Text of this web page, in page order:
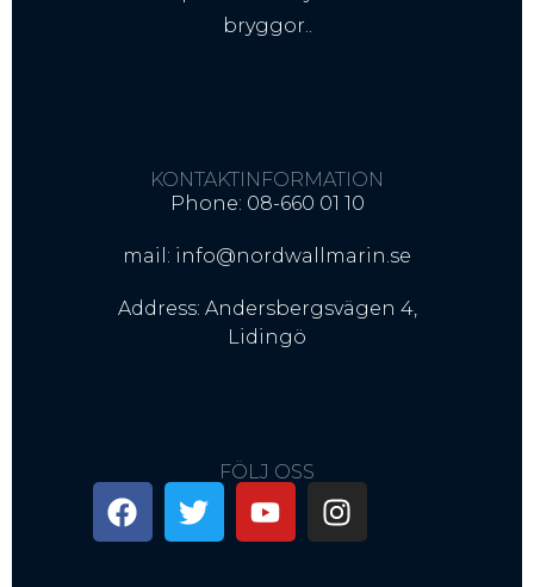
bryggor..
KONTAKTINFORMATION
Phone: 08-660 01 10
mail: info@nordwallmarin.se
Address: Andersbergsvägen 4,
Lidingö
FÖLJ OSS